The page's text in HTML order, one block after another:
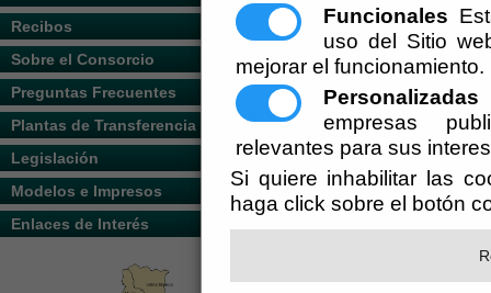
Funcionales
uso del Sitio
mejorar el funcionamiento.
Personalizadas
empresas
relevantes para sus
Si quiere inhabilitar las
haga click sobre el botón
Recibos
Sobre el Consorcio
Preguntas Frecuentes
Plantas de Transferencia
Legislación
Modelos e Impresos
Enlaces de Interés
Nombre y
Dirección: